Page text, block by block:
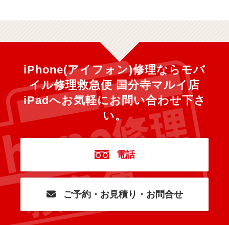
iPhone(アイフォン)修理ならモバ
イル修理救急便 国分寺マルイ店
iPadへお気軽にお問い合わせ下さ
い。
電話
ご予約・お見積り・お問合せ